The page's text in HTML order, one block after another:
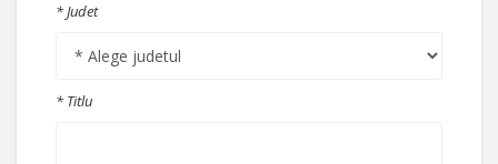
* Judet
* Titlu